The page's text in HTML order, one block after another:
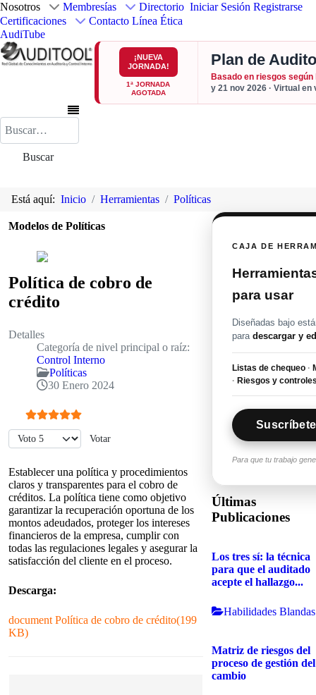
Nosotros Membresías
Directorio
Certificaciones
Contacto Línea Ética
AudiTube
Iniciar Sesión Registrarse
¡NUEVA
JORNADA!
1ª JORNADA
AGOTADA
Plan de
Basado en riesgos según
y 21 nov 2026 · Virtual en
Buscar
Buscar
Está aquí: Inicio Herramientas Políticas
Modelos de Políticas
Política de cobro de
crédito
Detalles
Categoría de nivel principal o raíz:
Control Interno
Políticas
30 Enero 2024
Ratio:5/5
Por favor, vote
Establecer una política y procedimientos
claros y transparentes para el cobro de
créditos. La política tiene como objetivo
garantizar la recuperación oportuna de los
montos adeudados, proteger los intereses
financieros de la empresa, cumplir con
todas las regulaciones legales y asegurar la
satisfacción del cliente en el proceso.
Descarga:
document Política de cobro de crédito(199
KB)
CAJA DE
para usar
Diseñadas bajo
paradescargar y
Listas de chequeo ·
· Riesgos y
Para que tu trabajo
Últimas
Publicaciones
Los tres sí: la técnica
para que el auditado
acepte el hallazgo...
Habilidades Blandas
Matriz de riesgos del
proceso de gestión del
cambio